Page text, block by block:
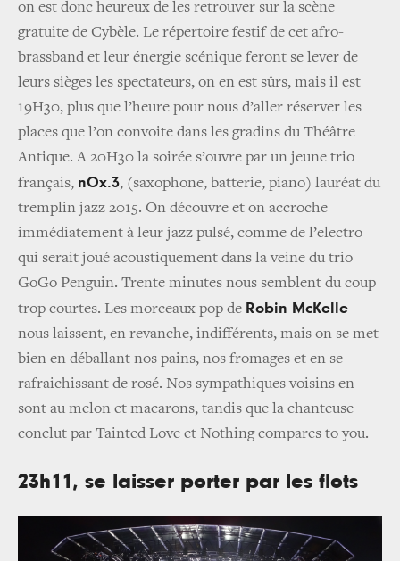
on est donc heureux de les retrouver sur la scène
gratuite de Cybèle. Le répertoire festif de cet afro-
brassband et leur énergie scénique feront se lever de
leurs sièges les spectateurs, on en est sûrs, mais il est
19H30, plus que l’heure pour nous d’aller réserver les
places que l’on convoite dans les gradins du Théâtre
Antique. A 20H30 la soirée s’ouvre par un jeune trio
français, nOx.3, (saxophone, batterie, piano) lauréat du
tremplin jazz 2015. On découvre et on accroche
immédiatement à leur jazz pulsé, comme de l’electro
qui serait joué acoustiquement dans la veine du trio
GoGo Penguin. Trente minutes nous semblent du coup
trop courtes. Les morceaux pop de Robin McKelle
nous laissent, en revanche, indifférents, mais on se met
bien en déballant nos pains, nos fromages et en se
rafraichissant de rosé. Nos sympathiques voisins en
sont au melon et macarons, tandis que la chanteuse
conclut par Tainted Love et Nothing compares to you.
23h11, se laisser porter par les flots